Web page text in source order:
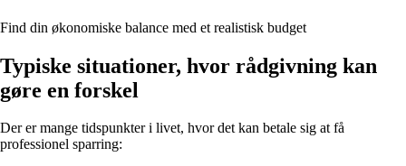
Find din økonomiske balance med et realistisk budget
Typiske situationer, hvor rådgivning kan
gøre en forskel
Der er mange tidspunkter i livet, hvor det kan betale sig at få
professionel sparring: